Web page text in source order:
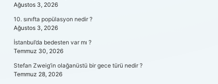
Ağustos 3, 2026
10. sınıfta popülasyon nedir ?
Ağustos 3, 2026
İstanbul’da bedesten var mı ?
Temmuz 30, 2026
Stefan Zweig’in olağanüstü bir gece türü nedir ?
Temmuz 28, 2026